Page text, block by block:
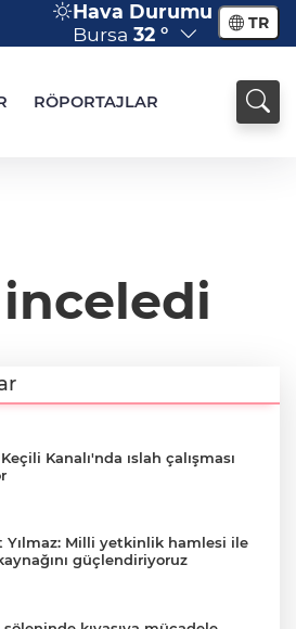
Hava Durumu
Bursa 32 ° TR
RÖPORTAJLAR
Kanalı'nda ıslah çalışması
Yılmaz: Milli yetkinlik hamlesi ile
güçlendiriyoruz